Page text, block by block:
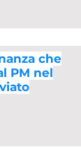
che
PM nel